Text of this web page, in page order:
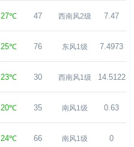
27℃ 47 西南风2级 7.47
25℃ 76 东风1级 7.4973
23℃ 30 西南风1级 14.5122
20℃ 35 南风1级 0.63
24℃ 66 南风1级 0